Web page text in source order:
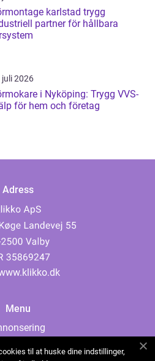
karlstad trygg
partner för hållbara
juli 2026
i Nyköping: Trygg VVS-
för hem och företag
Adress
Menu
til at huske dine indstillinger,